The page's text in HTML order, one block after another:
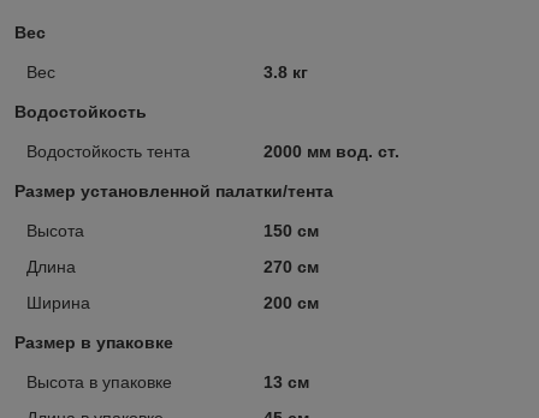
Вес
Вес 3.8 кг
Водостойкость
Водостойкость тента 2000 мм вод. ст.
Размер установленной палатки/тента
Высота
150 см
Длина
270 см
Ширина
200 см
Размер в упаковке
Высота в упаковке
13 см